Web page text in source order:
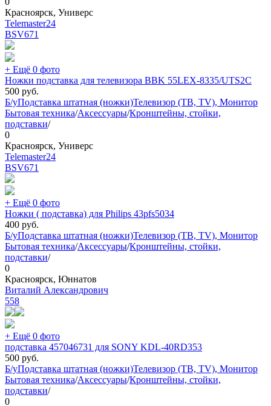
Красноярск, Универс
Telemaster24
BSV671
+ Ещё 0 фото
Ножки подставка для телевизора BBK 55LEX-8335/UTS2C
500 руб.
Б/уПодставка штатная (ножки)Телевизор (ТВ, TV), Монитор
Бытовая техника/Аксессуары/Кронштейны, стойки,
подставки/
0
Красноярск, Универс
Telemaster24
BSV671
+ Ещё 0 фото
Ножки ( подставка) для Philips 43pfs5034
400 руб.
Б/уПодставка штатная (ножки)Телевизор (ТВ, TV), Монитор
Бытовая техника/Аксессуары/Кронштейны, стойки,
подставки/
0
Красноярск, Юннатов
Виталий Александрович
558
+ Ещё 0 фото
подставка 457046731 для SONY KDL-40RD353
500 руб.
Б/уПодставка штатная (ножки)Телевизор (ТВ, TV), Монитор
Бытовая техника/Аксессуары/Кронштейны, стойки,
подставки/
0